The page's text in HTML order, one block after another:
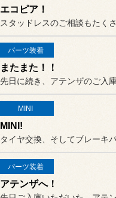
エコピア！
パーツ装着
またまた！！
MINI
MINI!
パーツ装着
アテンザへ！